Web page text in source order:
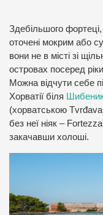
Здебільшого
оточені мокрим або
вони не в місті зі
островах посеред
Можна відчути себе
Хорватії біля
(хорватською
без неї ніяк –
закачавши холоші.